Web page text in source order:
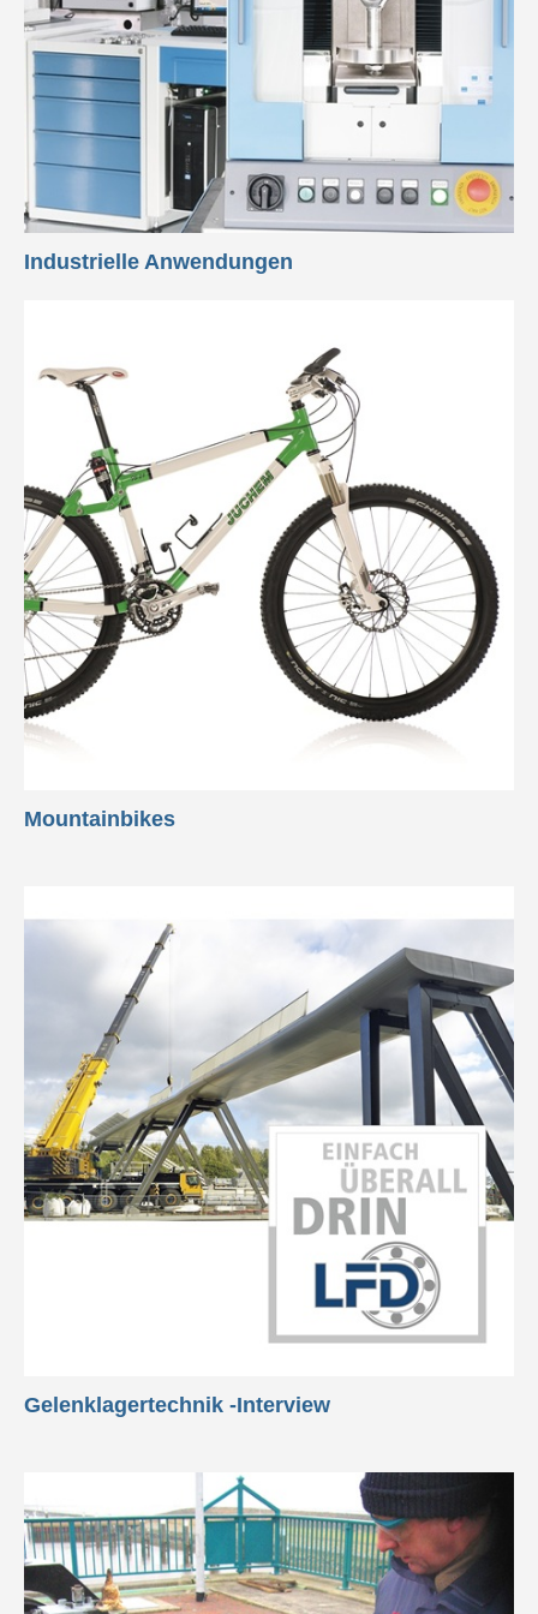
Industrielle Anwendungen
Mountainbikes
Gelenklagertechnik -Interview